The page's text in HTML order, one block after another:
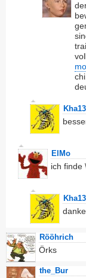
ElMo
ich finde
Rööhrich
Örks
the_Bur